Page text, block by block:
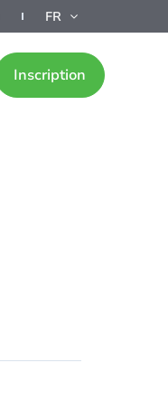
FR
Inscription